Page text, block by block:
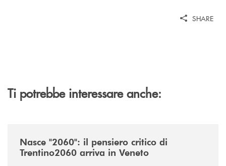
SHARE
Ti potrebbe interessare anche:
Nasce "2060": il pensiero critico di
Trentino2060 arriva in Veneto